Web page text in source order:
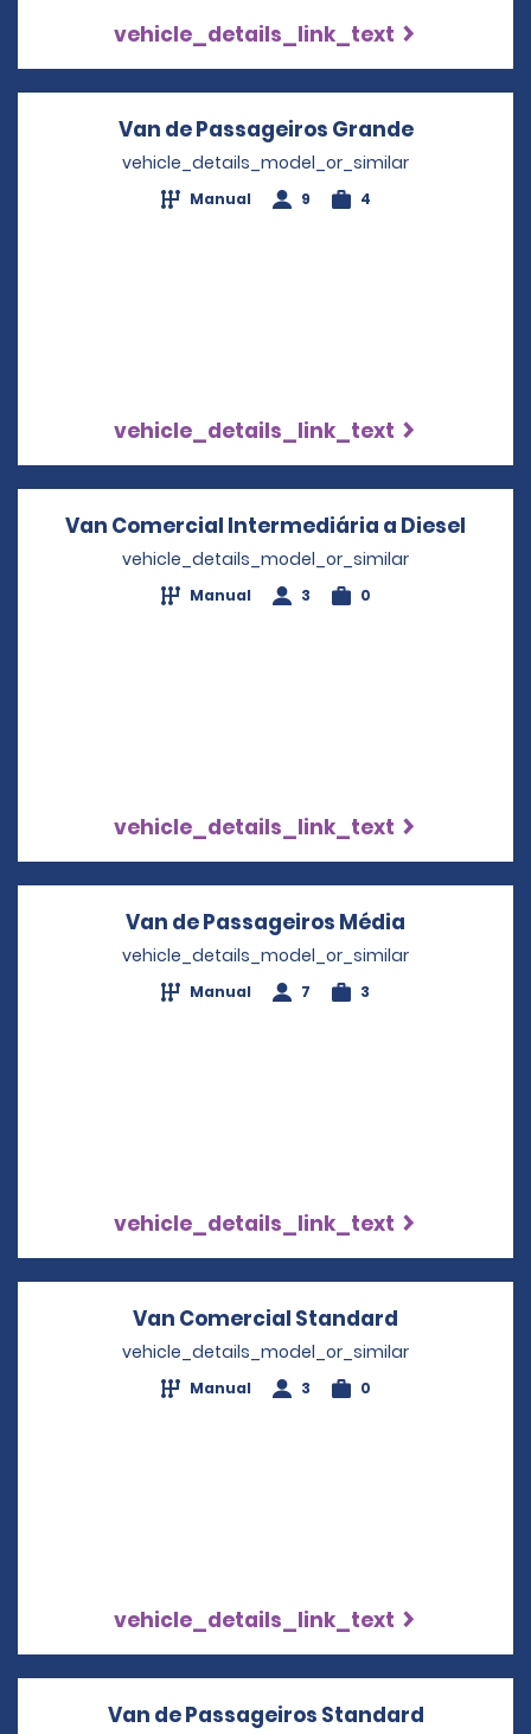
vehicle_details_link_text
Van de Passageiros GrandeOpens in
vehicle_details_model_or_similar
Manual 9 4
vehicle_details_link_text
Van Comercial Intermediária a Diesel
vehicle_details_model_or_similar
Manual 3 0
vehicle_details_link_text
Van de Passageiros Média
vehicle_details_model_or_similar
Manual 7 3
vehicle_details_link_text
Van Comercial Standard
vehicle_details_model_or_similar
Manual 3 0
vehicle_details_link_text
Van de Passageiros Standard